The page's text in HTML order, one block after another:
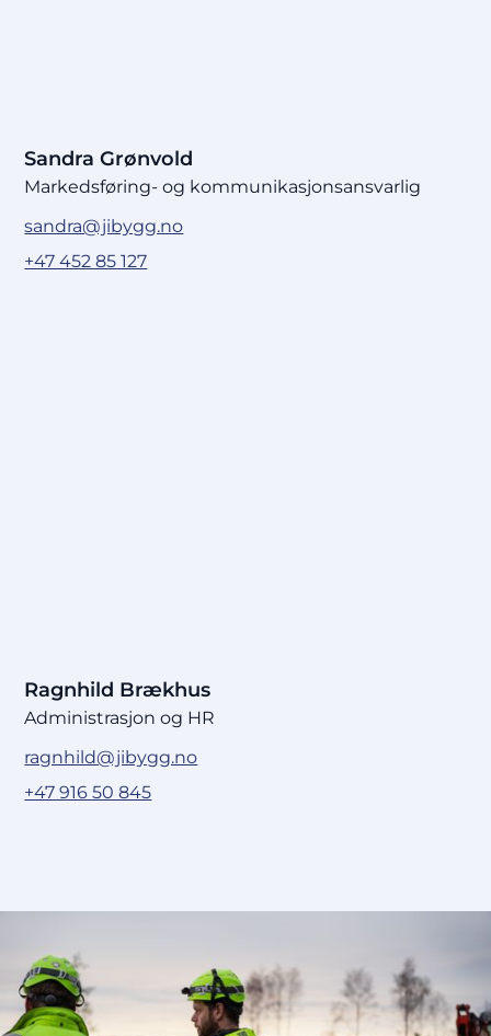
Sandra Grønvold
Markedsføring- og kommunikasjonsansvarlig
sandra@jibygg.no
+47 452 85 127
Ragnhild Brækhus
Administrasjon og HR
ragnhild@jibygg.no
+47 916 50 845